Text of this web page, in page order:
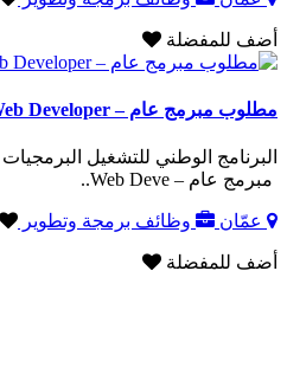
أضف للمفضلة
مطلوب مبرمج عام – Web Developer الأردن
البرنامج الوطني للتشغيل
مبرمج عام – Web Deve..
عمّان وظائف برمجة وتطوير
أضف للمفضلة